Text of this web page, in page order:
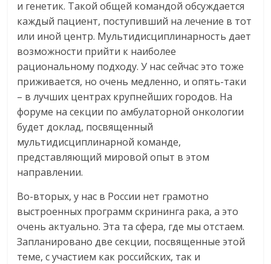
и генетик. Такой общей командой обсуждается
каждый пациент, поступивший на лечение в тот
или иной центр. Мультидисциплинарность дает
возможности прийти к наиболее
рациональному подходу. У нас сейчас это тоже
приживается, но очень медленно, и опять-таки
– в лучших центрах крупнейших городов. На
форуме на секции по амбулаторной онкологии
будет доклад, посвященный
мультидисциплинарной команде,
представляющий мировой опыт в этом
направлении.
Во-вторых, у нас в России нет грамотно
выстроенных программ скрининга рака, а это
очень актуально. Эта та сфера, где мы отстаем.
Запланировано две секции, посвященные этой
теме, с участием как российских, так и